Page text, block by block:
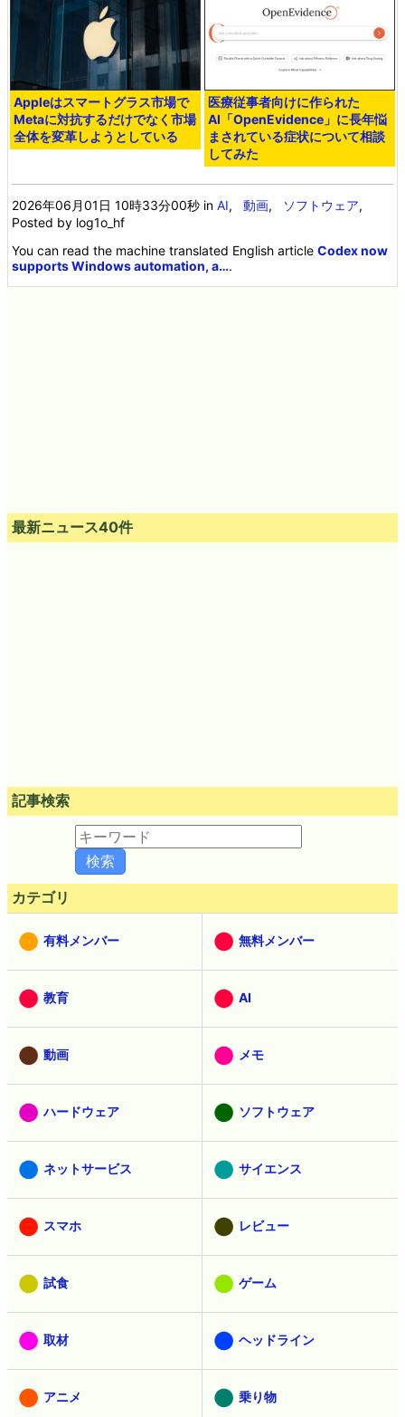
Appleはスマートグラス市場で
Metaに対抗するだけでなく市場
全体を変革しようとしている
医療従事者向けに作られた
AI「OpenEvidence」に長年悩
まされている症状について相談
してみた
2026年06月01日 10時33分00秒 inAI,動画, ソフトウェア,
Posted by log1o_hf
You can read the machine translated English articleCodex now
supports Windows automation, a….
最新ニュース40件
記事検索
カテゴリ
有料メンバー 無料メンバー
教育 AI
動画 メモ
ハードウェア ソフトウェア
ネットサービス サイエンス
スマホ レビュー
試食 ゲーム
取材 ヘッドライン
アニメ 乗り物